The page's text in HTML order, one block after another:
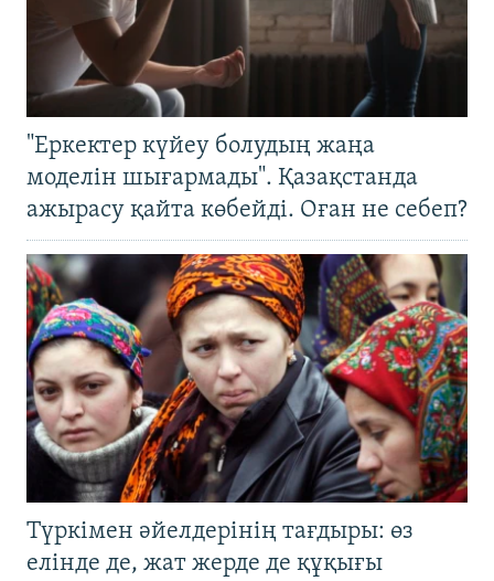
"Еркектер күйеу болудың жаңа
моделін шығармады". Қазақстанда
ажырасу қайта көбейді. Оған не себеп?
Түркімен әйелдерінің тағдыры: өз
елінде де, жат жерде де құқығы